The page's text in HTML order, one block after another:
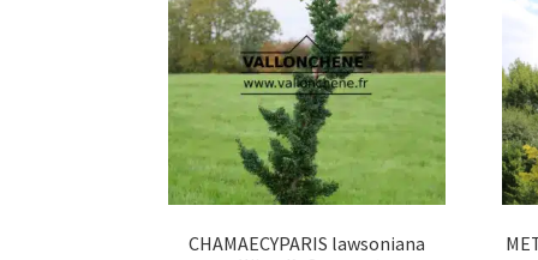
CHAMAECYPARIS lawsoniana